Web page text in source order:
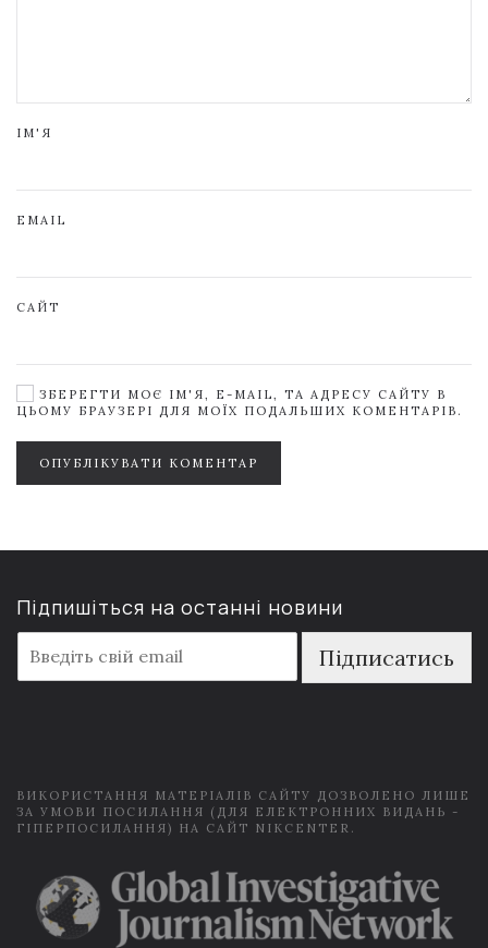
ІМ'Я
EMAIL
САЙТ
ЗБЕРЕГТИ МОЄ ІМ'Я, E-MAIL, ТА АДРЕСУ САЙТУ В
ЦЬОМУ БРАУЗЕРІ ДЛЯ МОЇХ ПОДАЛЬШИХ КОМЕНТАРІВ.
ОПУБЛІКУВАТИ КОМЕНТАР
Підпишіться на останні новини
m
a
Підписатись
ВИКОРИСТАННЯ МАТЕРІАЛІВ САЙТУ ДОЗВОЛЕНО ЛИШЕ
ЗА УМОВИ ПОСИЛАННЯ (ДЛЯ ЕЛЕКТРОННИХ ВИДАНЬ -
ГІПЕРПОСИЛАННЯ) НА САЙТ NIKCENTER.